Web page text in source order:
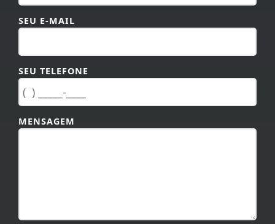
SEU E-MAIL
SEU TELEFONE
MENSAGEM